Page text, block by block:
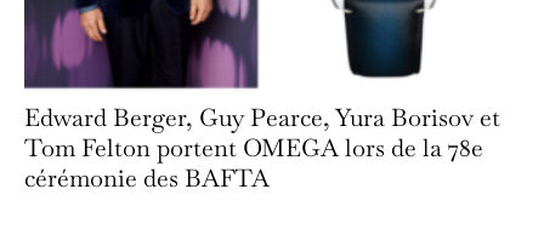
Edward Berger, Guy Pearce, Yura Borisov et
Tom Felton portent OMEGA lors de la 78e
cérémonie des BAFTA